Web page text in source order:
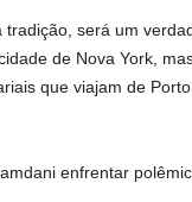
será um
de Nova York,
que viajam de
enfrentar